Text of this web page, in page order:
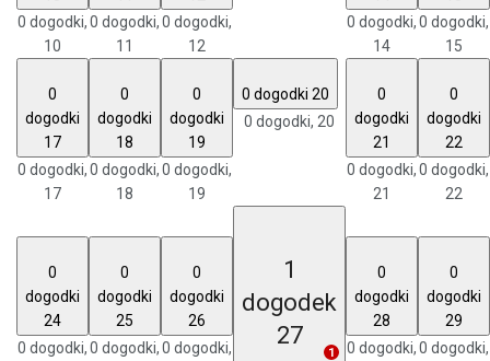
0 dogodki,
10
0 dogodki,
11
0 dogodki,
12
0 dogodki,
14
0 dogodki,
15
0
dogodki
17
0 dogodki,
17
0
dogodki
18
0 dogodki,
18
0
dogodki
19
0 dogodki,
19
0 dogodki 20
0 dogodki, 20
0
dogodki
21
0 dogodki,
21
0
dogodki
22
0 dogodki,
22
0
dogodki
24
0 dogodki,
0
dogodki
25
0 dogodki,
0
dogodki
26
0 dogodki,
1
dogodek
27
1
0
dogodki
28
0 dogodki,
0
dogodki
29
0 dogodki,